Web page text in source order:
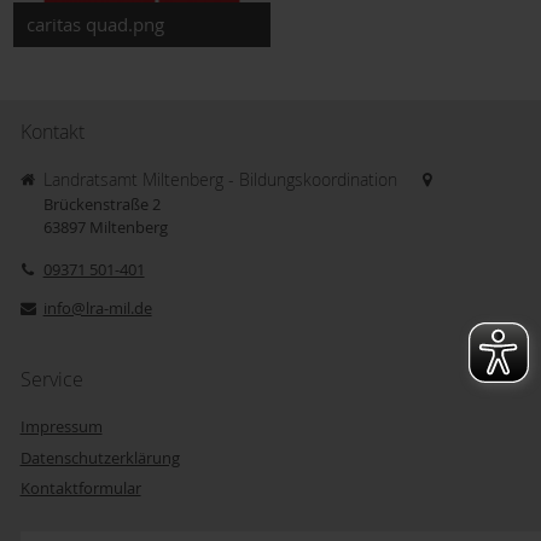
caritas quad.png
Kontakt
Landratsamt Miltenberg - Bildungskoordination
Brückenstraße 2
63897 Miltenberg
09371 501-401
info@lra-mil.de
Service
Impressum
Datenschutzerklärung
Kontaktformular